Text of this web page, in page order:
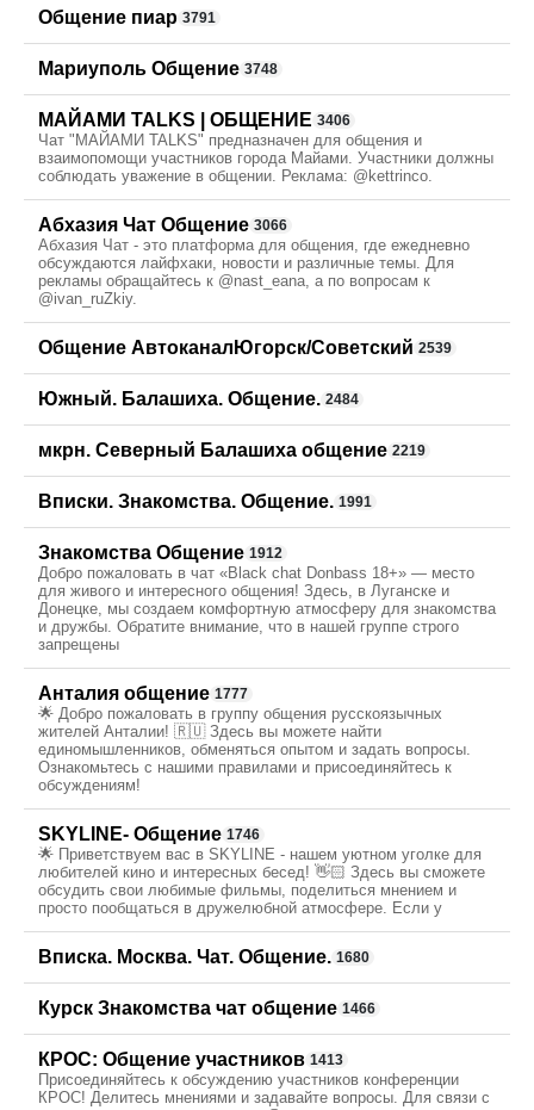
Общение пиар 3791
Мариуполь Общение 3748
МАЙАМИ TALKS | ОБЩЕНИЕ 3406
Чат "МАЙАМИ TALKS" предназначен для общения и
взаимопомощи участников города Майами. Участники должны
соблюдать уважение в общении. Реклама: @kettrinco.
Абхазия Чат Общение 3066
Абхазия Чат - это платформа для общения, где ежедневно
обсуждаются лайфхаки, новости и различные темы. Для
рекламы обращайтесь к @nast_eana, а по вопросам к
@ivan_ruZkiy.
Общение АвтоканалЮгорск/Советский 2539
Южный. Балашиха. Общение. 2484
мкрн. Северный Балашиха общение 2219
Вписки. Знакомства. Общение. 1991
Знакомства Общение 1912
Добро пожаловать в чат «Black chat Donbass 18+» — место
для живого и интересного общения! Здесь, в Луганске и
Донецке, мы создаем комфортную атмосферу для знакомства
и дружбы. Обратите внимание, что в нашей группе строго
запрещены
Анталия общение 1777
🌟 Добро пожаловать в группу общения русскоязычных
жителей Анталии! 🇷🇺 Здесь вы можете найти
единомышленников, обменяться опытом и задать вопросы.
Ознакомьтесь с нашими правилами и присоединяйтесь к
обсуждениям!
SKYLINE- Общение 1746
🌟 Приветствуем вас в SKYLINE - нашем уютном уголке для
любителей кино и интересных бесед! 👋🏻 Здесь вы сможете
обсудить свои любимые фильмы, поделиться мнением и
просто пообщаться в дружелюбной атмосфере. Если у
Вписка. Москва. Чат. Общение. 1680
Курск Знакомства чат общение 1466
КРОС: Общение участников 1413
Присоединяйтесь к обсуждению участников конференции
КРОС! Делитесь мнениями и задавайте вопросы. Для связи с